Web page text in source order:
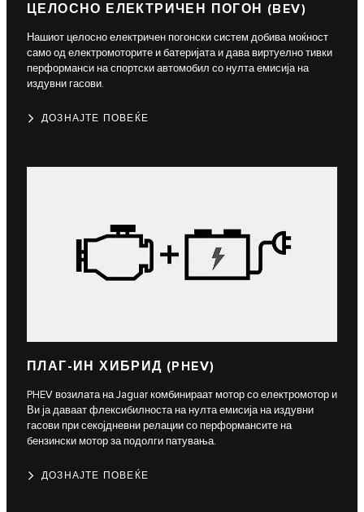
ЦЕЛОСНО ЕЛЕКТРИЧЕН ПОГОН (BEV)
Нашиот целосно електричен погонски систем добива моќност
само од електромоторите и батеријата и дава виртуелно тивки
перформанси на спортски автомобил со нулта емисија на
издувни гасови.
ДОЗНАЈТЕ ПОВЕЌЕ
ПЛАГ-ИН ХИБРИД (PHEV)
PHEV возилата на Jaguar комбинираат мотор со електромотор и
Ви ја даваат флексибилноста на нулта емисија на издувни
гасови при секојдневни релации со перформансите на
бензински мотор за подолги патувања.
ДОЗНАЈТЕ ПОВЕЌЕ